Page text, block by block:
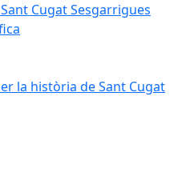
Cugat Sesgarrigues
la història de Sant Cugat